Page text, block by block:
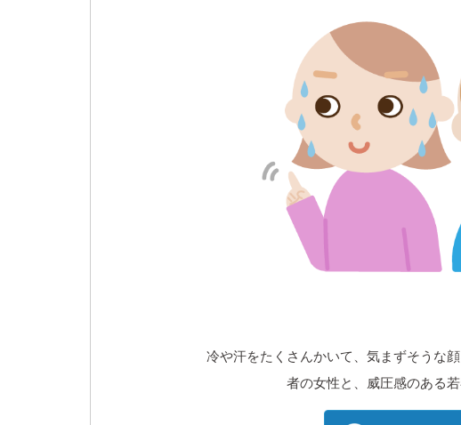
冷や汗をたくさんかいて、気まずそうな
者の女性と、威圧感のある若